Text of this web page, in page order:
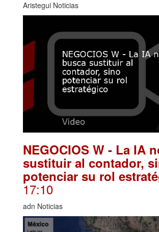
Aristegui Noticias
NEGOCIOS W - La IA
sustituir al contador,
potenciar su rol
17:10
adn Noticias